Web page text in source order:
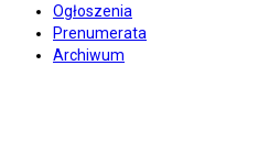
Ogłoszenia
Prenumerata
Archiwum